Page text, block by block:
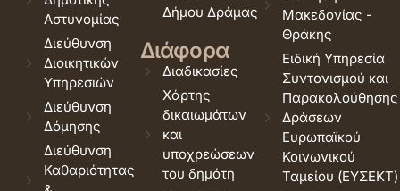
Αστυνομίας
Διεύθυνση
Διοικητικών
Υπηρεσιών
Διεύθυνση
Δόμησης
Διεύθυνση
Καθαριότητας
Δήμου Δράμας
Διάφορα
Διαδικασίες
Χάρτης
δικαιωμάτων
και
υποχρεώσεων
του δημότη
Μακεδονίας -
Θράκης
Ειδική Υπηρεσία
Συντονισμού και
Παρακολούθησης
Δράσεων
Ευρωπαϊκού
Κοινωνικού
Ταμείου (ΕΥΣΕΚΤ)